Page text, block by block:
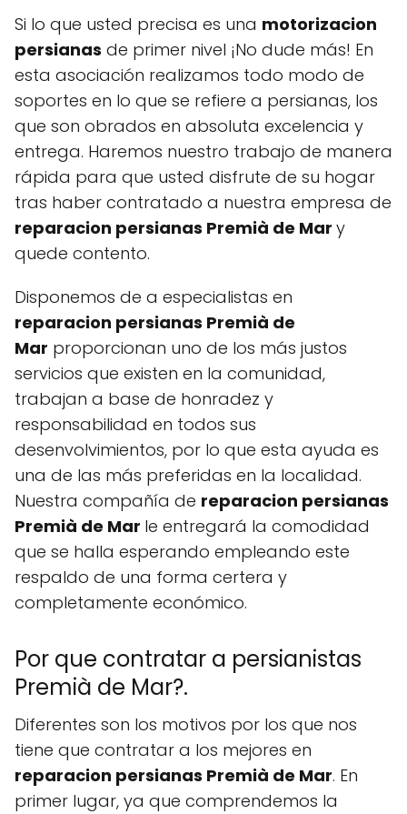
Si lo que usted precisa es una motorizacion
persianas de primer nivel ¡No dude más! En
esta asociación realizamos todo modo de
soportes en lo que se refiere a persianas, los
que son obrados en absoluta excelencia y
entrega. Haremos nuestro trabajo de manera
rápida para que usted disfrute de su hogar
tras haber contratado a nuestra empresa de
reparacion persianas Premià de Mar y
quede contento.
Disponemos de a especialistas en
reparacion persianas Premià de
Mar proporcionan uno de los más justos
servicios que existen en la comunidad,
trabajan a base de honradez y
responsabilidad en todos sus
desenvolvimientos, por lo que esta ayuda es
una de las más preferidas en la localidad.
Nuestra compañía de reparacion persianas
Premià de Mar le entregará la comodidad
que se halla esperando empleando este
respaldo de una forma certera y
completamente económico.
Por que contratar a persianistas
Premià de Mar?.
Diferentes son los motivos por los que nos
tiene que contratar a los mejores en
reparacion persianas Premià de Mar. En
primer lugar, ya que comprendemos la